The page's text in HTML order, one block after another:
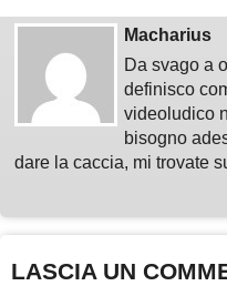
Macharius
Da svago a
definisco
videoludico
bisogno
dare la caccia, mi trovate
LASCIA UN